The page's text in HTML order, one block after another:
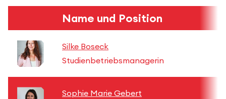
Name und Position
Silke Boseck
Studienbetriebsmanagerin
Sophie Marie Gebert